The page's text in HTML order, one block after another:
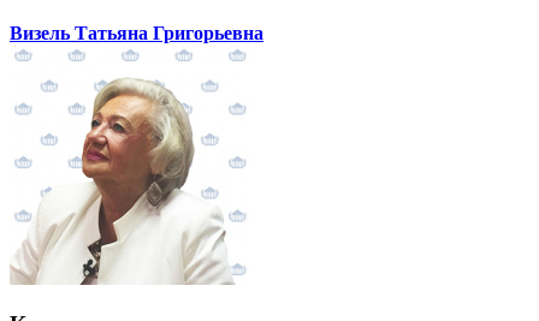
Визель Татьяна Григорьевна